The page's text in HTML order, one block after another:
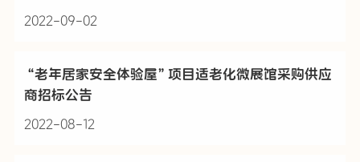
2022-09-02
“老年居家安全体验屋”项目适老化微展馆采购供应
商招标公告
2022-08-12